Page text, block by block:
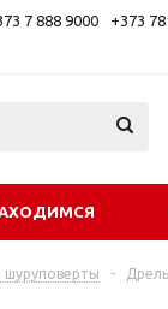
7 888 9000 +373
шуруповерты -